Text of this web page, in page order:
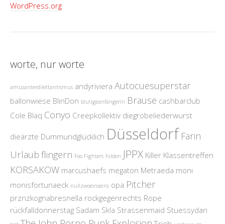
WordPress.org
worte, nur worte
amüsanterdilettantismus andyriviera Autocuesuperstar
ballonwiese BlinDon blutigeanfängerin Brause cashbarclub
Cole Blaq Conyo Creepkollektiv diegrobeliederwurst
dieärzte Dummundglücklich Düsseldorf Farin
Urlaub flingern Foo Fighters hilden JPPX Killer Klassentreffen
KORSAKOW marcushaefs megaton Metraeda moni
monisfortunaeck nullzwoeinseins opa Pitcher
prznzkognabresnella rockgegenrechts Rope
rückfalldonnerstag Sadam Sk!a Strassenmaid Stuessydan